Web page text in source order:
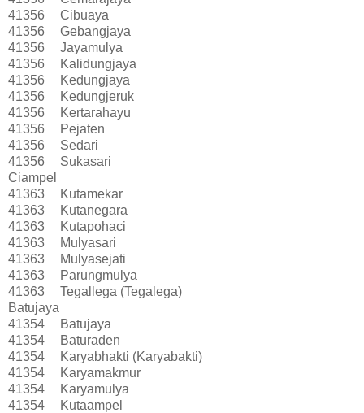
41356
Cibuaya
41356
Gebangjaya
41356
Jayamulya
41356
Kalidungjaya
41356
Kedungjaya
41356
Kedungjeruk
41356
Kertarahayu
41356
Pejaten
41356
Sedari
41356
Sukasari
Ciampel
41363
Kutamekar
41363
Kutanegara
41363
Kutapohaci
41363
Mulyasari
41363
Mulyasejati
41363
Parungmulya
41363
Tegallega (Tegalega)
Batujaya
41354
Batujaya
41354
Baturaden
41354
Karyabhakti (Karyabakti)
41354
Karyamakmur
41354
Karyamulya
41354
Kutaampel